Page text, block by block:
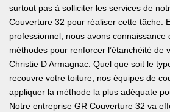
surtout pas à solliciter les services de
Couverture 32 pour réaliser cette tâche.
professionnel, nous avons connaissance
méthodes pour renforcer l’étanchéité de
Christie D Armagnac. Quel que soit le
recouvre votre toiture, nos équipes de
appliquer la méthode la plus adéquate
Notre entreprise GR Couverture 32 va